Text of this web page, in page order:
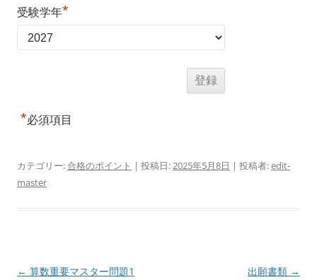
受験学年*
*必須項目
カテゴリー:合格のポイント | 投稿日:2025年5月8日 | 投稿者:edit-
master
投
← 算数重要マスター問題1 出願書類 →